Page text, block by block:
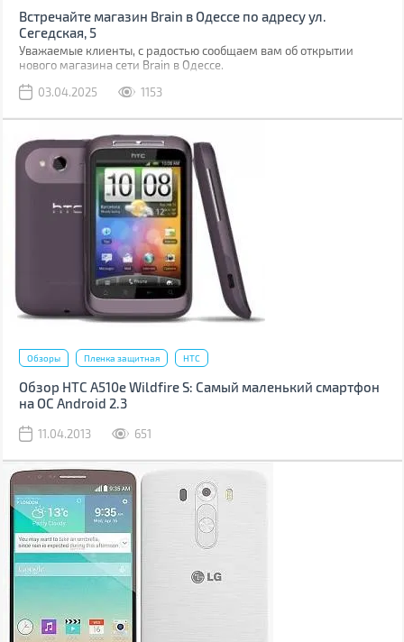
Встречайте магазин Brain в Одессе по адресу ул.
Сегедская, 5
Уважаемые клиенты, с радостью сообщаем вам об открытии
нового магазина сети Brain в Одессе.
03.04.2025
1153
Обзоры Пленка защитная HTC
Обзор HTC A510e Wildfire S: Самый маленький смартфон
на ОС Android 2.3
11.04.2013 651